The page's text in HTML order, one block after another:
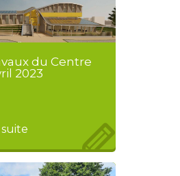
du Centre
2023